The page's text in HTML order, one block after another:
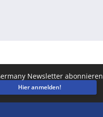
Newsletter abonnieren
Hier anmelden!